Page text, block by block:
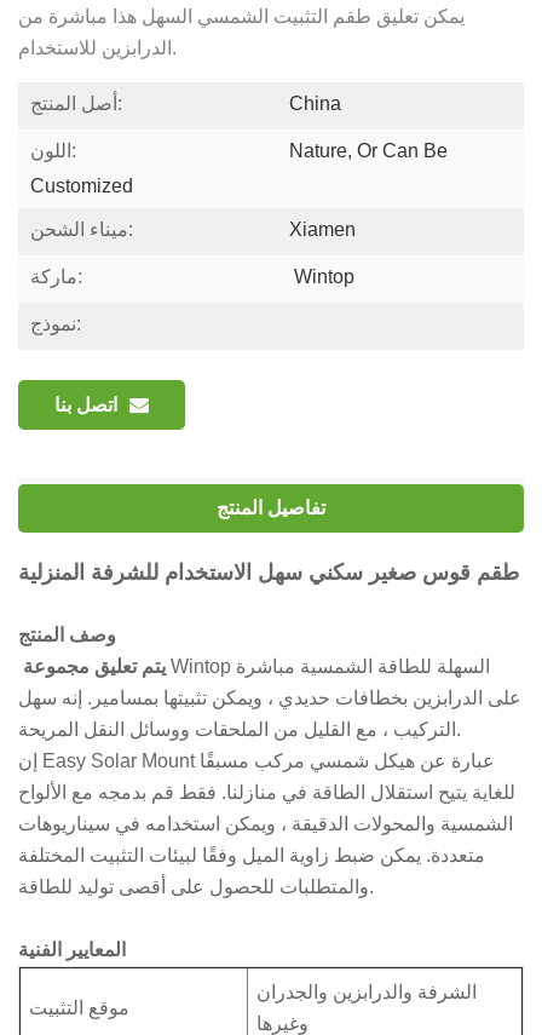
يمكن تعليق طقم التثبيت الشمسي السهل هذا مباشرة من
الدرابزين للاستخدام.
أصل المنتج: China
اللون:
Nature, Or Can Be
Customized
ميناء الشحن: Xiamen
ماركة: Wintop
نموذج:
اتصل بنا
تفاصيل المنتج
طقم قوس صغير سكني سهل الاستخدام للشرفة المنزلية
وصف المنتج
يتم تعليق مجموعة Wintop السهلة للطاقة الشمسية مباشرة
على الدرابزين بخطافات حديدي ، ويمكن تثبيتها بمسامير. إنه سهل
التركيب ، مع القليل من الملحقات ووسائل النقل المريحة.
إن Easy Solar Mount عبارة عن هيكل شمسي مركب مسبقًا
للغاية يتيح استقلال الطاقة في منازلنا. فقط قم بدمجه مع الألواح
الشمسية والمحولات الدقيقة ، ويمكن استخدامه في سيناريوهات
متعددة. يمكن ضبط زاوية الميل وفقًا لبيئات التثبيت المختلفة
والمتطلبات للحصول على أقصى توليد للطاقة.
المعايير الفنية
موقع التثبيت
الشرفة والدرابزين والجدران
وغيرها